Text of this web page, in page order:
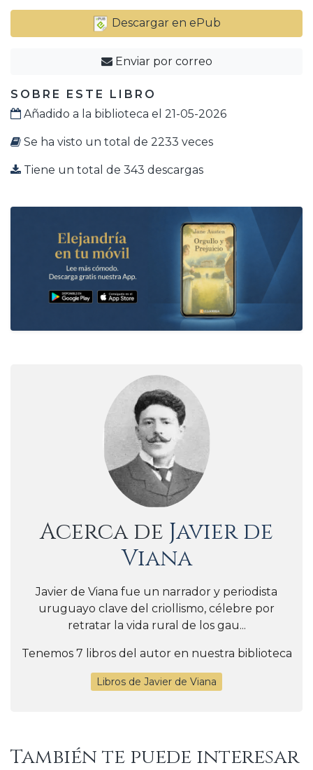
Descargar en ePub
Enviar por correo
SOBRE ESTE LIBRO
Añadido a la biblioteca el 21-05-2026
Se ha visto un total de 2233 veces
Tiene un total de 343 descargas
Acerca de Javier de
Viana
Javier de Viana fue un narrador y periodista
uruguayo clave del criollismo, célebre por
retratar la vida rural de los gau...
Tenemos 7 libros del autor en nuestra biblioteca
Libros de Javier de Viana
También te puede interesar